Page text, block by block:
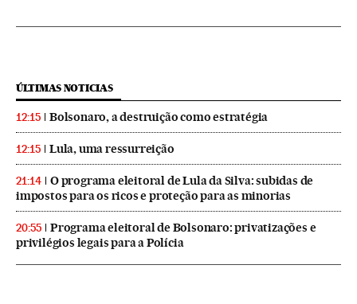
ÚLTIMAS NOTICIAS
12:15 Bolsonaro, a destruição como estratégia
12:15 Lula, uma ressurreição
21:14
O programa eleitoral de Lula da Silva: subidas de
impostos para os ricos e proteção para as minorias
20:55
Programa eleitoral de Bolsonaro: privatizações e
privilégios legais para a Polícia